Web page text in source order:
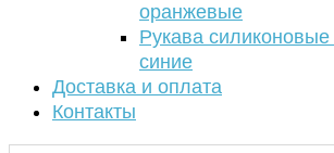
оранжевые
Рукава
синие
Доставка и оплата
Контакты